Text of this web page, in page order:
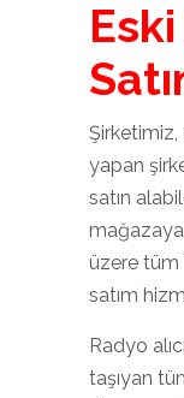
Şirketimiz,
yapan
satın
üzere tüm
satım
Radyo
taşıyan